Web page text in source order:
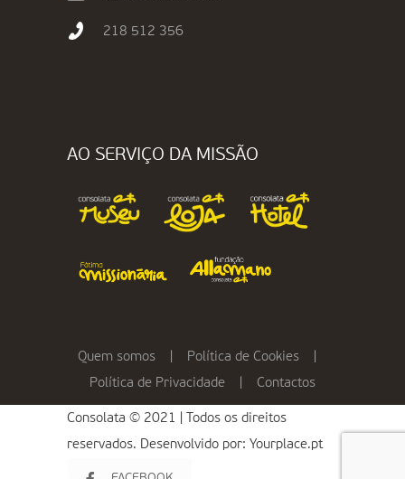
218 512 356
AO SERVIÇO DA MISSÃO
Quem somos Política de Cookies
Política de Privacidade
Contactos
Consolata © 2021 | Todos os direitos
reservados. Desenvolvido por: Yourplace.pt